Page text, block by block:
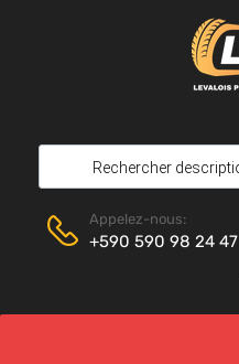
Appelez-nous:
+590 590 98 24 47